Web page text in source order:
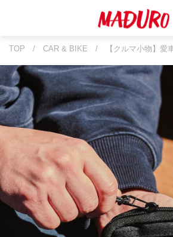
TOP / CAR & BIKE / 【クルマ小物】